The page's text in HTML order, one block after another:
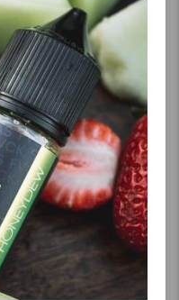
نمایش قیمت ، گزینه های
محصول را از کادر بالا انتخاب
آخرین بروزرسانی
قیمت: 13 ساعت پیش
تمامی قیمت ها بروز
هستند.